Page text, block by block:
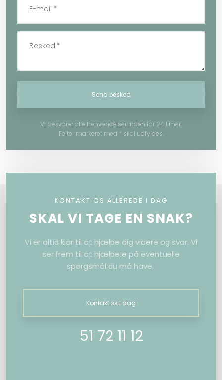
Vi besvarer alle henvendelser inden for 24 timer.
Felter markeret med * skal udfyldes.​
KONTAKT OS ALLEREDE I DAG
SKAL VI TAGE EN SNAK?​
Vi er altid klar til at hjælpe dig videre og svar. Vi
ser frem til at hjælpe!e på eventuelle
spørgsmål du må have.
Kontakt os​ i dag
51 72 11 12​